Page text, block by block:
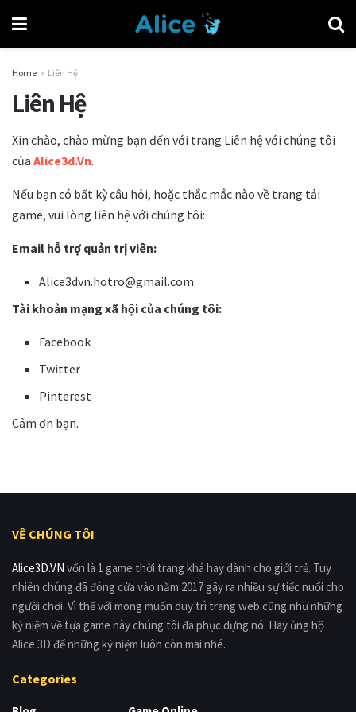
Home Liên Hệ
Liên Hệ
Xin chào, chào mừng bạn đến với trang Liên hệ với chúng tôi
của Alice3d.Vn.
Nếu bạn có bất kỳ câu hỏi, hoặc thắc mắc nào về trang tải
game, vui lòng liên hệ với chúng tôi:
Email hỗ trợ quản trị viên:
Alice3dvn.hotro@gmail.com
Tài khoản mạng xã hội của chúng tôi:
Facebook
Twitter
Pinterest
Cảm ơn bạn.
VỀ CHÚNG TÔI
Alice3D.VN vốn là 1 game thời trang khá hay dành cho giới trẻ. Tuy
nhiên chúng đã đóng cửa vào năm 2017 gây ra nhiều sự tiếc nuối cho
người chơi. Vì thế với mong muốn duy trì trang web cũng như những
kỷ niệm về tựa game này chúng tôi đã phục dựng nó. Hãy ủng hộ
Alice 3D để những kỷ niệm luôn còn mãi nhé.
Categories